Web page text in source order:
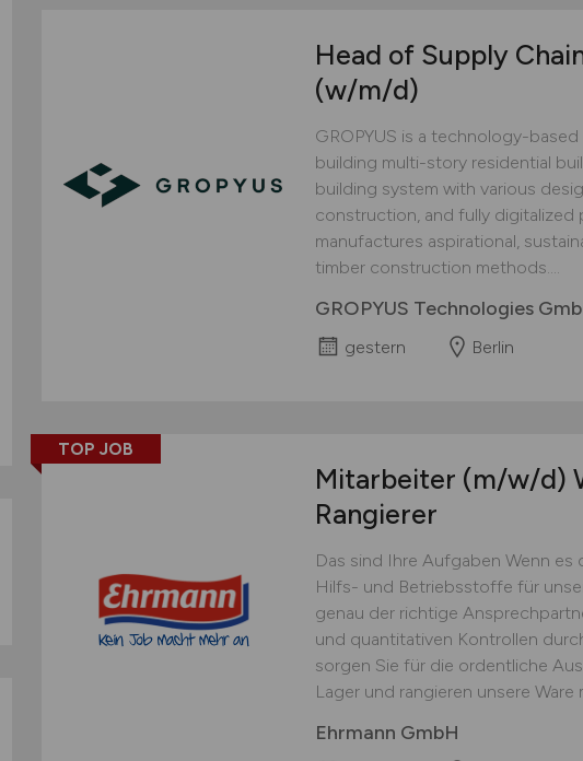
Head of Supply
(w/m/d)
GROPYUS is a technology-
building multi-story residential
building system with various
construction, and fully digitalized
manufactures aspirational,
timber construction methods....
GROPYUS Technologies
gestern Berlin
TOP JOB
Mitarbeiter (m/w/d)
Rangierer
Das sind Ihre Aufgaben Wenn
Hilfs- und Betriebsstoffe für
genau der richtige
und quantitativen Kontrollen
sorgen Sie für die ordentliche
Lager und rangieren unsere Ware
Ehrmann GmbH